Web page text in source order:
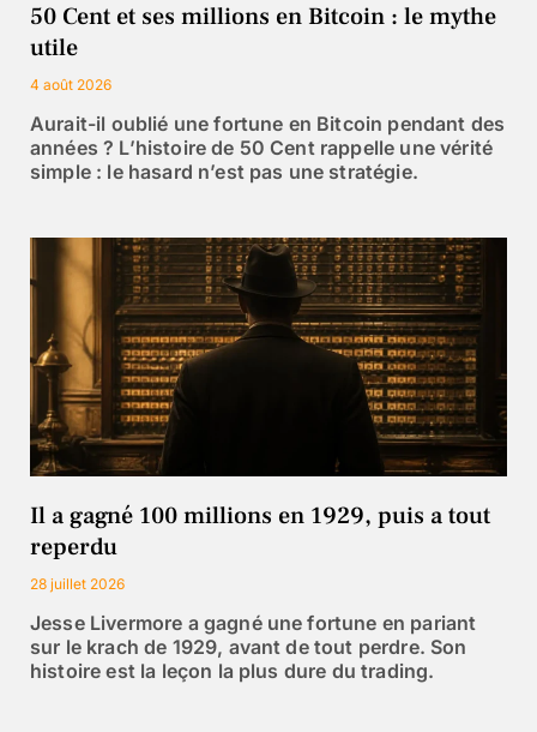
50 Cent et ses millions en Bitcoin : le mythe
utile
4 août 2026
Aurait-il oublié une fortune en Bitcoin pendant des
années ? L’histoire de 50 Cent rappelle une vérité
simple : le hasard n’est pas une stratégie.
Il a gagné 100 millions en 1929, puis a tout
reperdu
28 juillet 2026
Jesse Livermore a gagné une fortune en pariant
sur le krach de 1929, avant de tout perdre. Son
histoire est la leçon la plus dure du trading.